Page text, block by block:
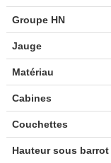
Groupe HN
Jauge
Matériau
Cabines
Couchettes
Hauteur sous barrot